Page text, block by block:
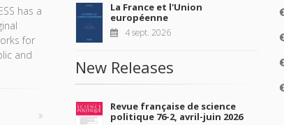
has a
for
and
La France et l'Union
européenne
4 sept. 2026
New Releases
Revue française de science
politique 76-2, avril-juin 2026